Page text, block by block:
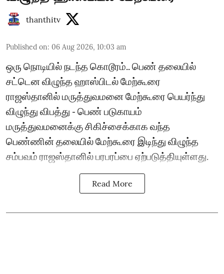
thanthitv
Published on: 06 Aug 2026, 10:03 am
ஒரு நொடியில் நடந்த கொடூரம்.. பெண் தலையில்
சட்டென விழுந்த ஹாஸ்பிடல் மேற்கூரை
ராஜஸ்தானில் மருத்துவமனை மேற்கூரை பெயர்ந்து
விழுந்து விபத்து - பெண் படுகாயம்
மருத்துவமனைக்கு சிகிச்சைக்காக வந்த
பெண்ணின் தலையில் மேற்கூரை இடிந்து விழுந்த
சம்பவம் ராஜஸ்தானில் பரபரப்பை ஏற்படுத்தியுள்ளது.
Read More